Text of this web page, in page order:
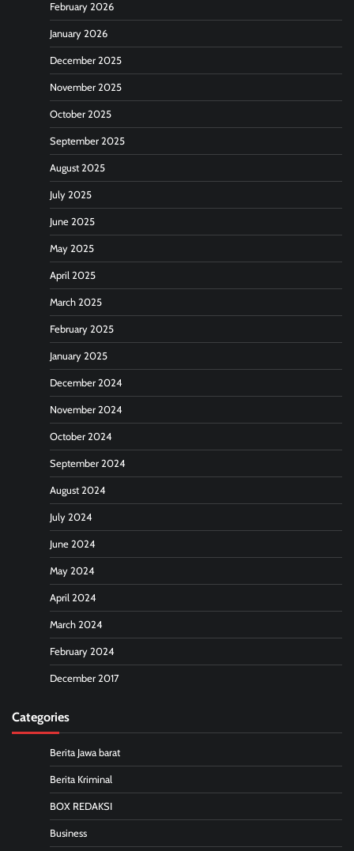
February 2026
January 2026
December 2025
November 2025
October 2025
September 2025
August 2025
July 2025
June 2025
May 2025
April 2025
March 2025
February 2025
January 2025
December 2024
November 2024
October 2024
September 2024
August 2024
July 2024
June 2024
May 2024
April 2024
March 2024
February 2024
December 2017
Categories
Berita Jawa barat
Berita Kriminal
BOX REDAKSI
Business